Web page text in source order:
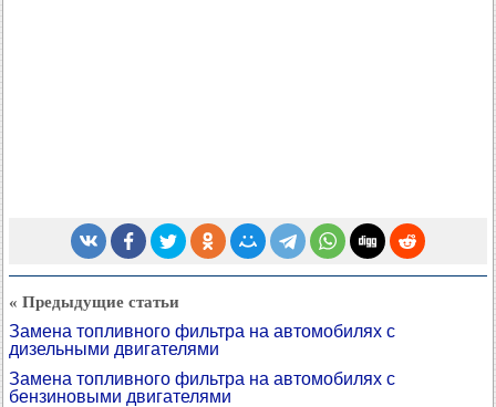
« Предыдущие статьи
Замена топливного фильтра на автомобилях с
дизельными двигателями
Замена топливного фильтра на автомобилях с
бензиновыми двигателями